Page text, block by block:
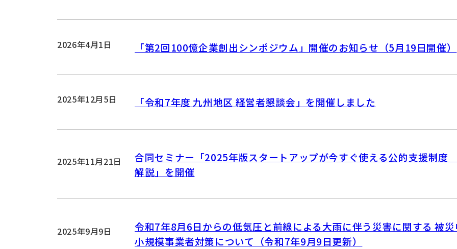
2026年4月1日 「第2回100億企業創出シンポジウム」開催のお知らせ（5月19日開催）
2025年12月5日 「令和7年度 九州地区 経営者懇談会」を開催しました
2025年11月21日
合同セミナー「2025年版スタートアップが今すぐ使える公的支援制
解説」を開催
2025年9月9日
令和7年8月6日からの低気圧と前線による大雨に伴う災害に関する 被災
小規模事業者対策について（令和7年9月9日更新）